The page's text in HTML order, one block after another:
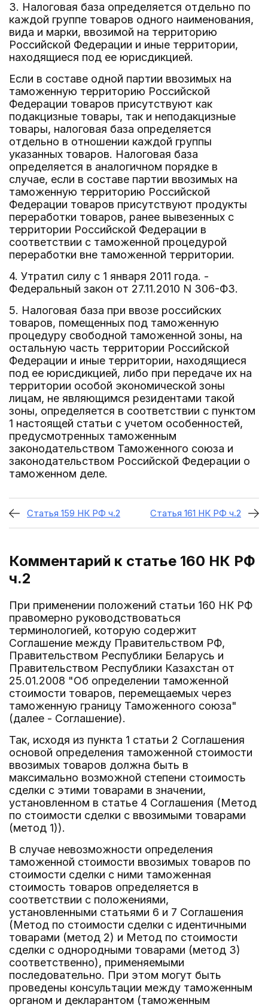
3. Налоговая база определяется отдельно по
каждой группе товаров одного наименования,
вида и марки, ввозимой на территорию
Российской Федерации и иные территории,
находящиеся под ее юрисдикцией.
Если в составе одной партии ввозимых на
таможенную территорию Российской
Федерации товаров присутствуют как
подакцизные товары, так и неподакцизные
товары, налоговая база определяется
отдельно в отношении каждой группы
указанных товаров. Налоговая база
определяется в аналогичном порядке в
случае, если в составе партии ввозимых на
таможенную территорию Российской
Федерации товаров присутствуют продукты
переработки товаров, ранее вывезенных с
территории Российской Федерации в
соответствии с таможенной процедурой
переработки вне таможенной территории.
4. Утратил силу с 1 января 2011 года. -
Федеральный закон от 27.11.2010 N 306-ФЗ.
5. Налоговая база при ввозе российских
товаров, помещенных под таможенную
процедуру свободной таможенной зоны, на
остальную часть территории Российской
Федерации и иные территории, находящиеся
под ее юрисдикцией, либо при передаче их на
территории особой экономической зоны
лицам, не являющимся резидентами такой
зоны, определяется в соответствии с пунктом
1 настоящей статьи с учетом особенностей,
предусмотренных таможенным
законодательством Таможенного союза и
законодательством Российской Федерации о
таможенном деле.
Статья 159 НК РФ ч.2 Статья 161 НК РФ ч.2
Комментарий к статье 160 НК РФ
ч.2
При применении положений статьи 160 НК РФ
правомерно руководствоваться
терминологией, которую содержит
Соглашение между Правительством РФ,
Правительством Республики Беларусь и
Правительством Республики Казахстан от
25.01.2008 "Об определении таможенной
стоимости товаров, перемещаемых через
таможенную границу Таможенного союза"
(далее - Соглашение).
Так, исходя из пункта 1 статьи 2 Соглашения
основой определения таможенной стоимости
ввозимых товаров должна быть в
максимально возможной степени стоимость
сделки с этими товарами в значении,
установленном в статье 4 Соглашения (Метод
по стоимости сделки с ввозимыми товарами
(метод 1)).
В случае невозможности определения
таможенной стоимости ввозимых товаров по
стоимости сделки с ними таможенная
стоимость товаров определяется в
соответствии с положениями,
установленными статьями 6 и 7 Соглашения
(Метод по стоимости сделки с идентичными
товарами (метод 2) и Метод по стоимости
сделки с однородными товарами (метод 3)
соответственно), применяемыми
последовательно. При этом могут быть
проведены консультации между таможенным
органом и декларантом (таможенным